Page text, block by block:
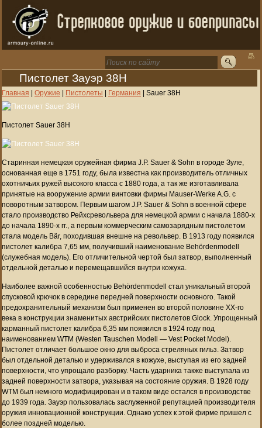
Пистолет Зауэр 38H
Главная | Оружие | Пистолеты | Германия | Sauer 38H
Пистолет Sauer 38H
Старинная немецкая оружейная фирма J.P. Sauer & Sohn в городе Зуле,
основанная еще в 1751 году, была известна как производитель отличных
охотничьих ружей высокого класса с 1880 года, а так же изготавливала
принятые на вооружение армии винтовки фирмы Mauser-Werke A.G. с
поворотным затвором. Первым шагом J.P. Sauer & Sohn в военной сфере
стало производство Рейхсревольвера для немецкой армии с начала 1880-х
до начала 1890-х гг., а первым коммерческим самозарядным пистолетом
стала модель Bär, походившая внешне на револьвер. В 1913 году появился
пистолет калибра 7,65 мм, получивший наименование Behördenmodell
(служебная модель). Его отличительной чертой был затвор, выполненный
отдельной деталью и перемещавшийся внутри кожуха.
Наиболее важной особенностью Behördenmodell стал уникальный второй
спусковой крючок в середине передней поверхности основного. Такой
предохранительный механизм был применен во второй половине XX-го
века в конструкции знаменитых австрийских пистолетов Glock. Упрощенный
карманный пистолет калибра 6,35 мм появился в 1924 году под
наименованием WTM (Westen Tauschen Modell — Vest Pocket Model).
Пистолет отличает большое окно для выброса стреляных гильз. Затвор
был отдельной деталью и удерживался в кожухе, выступая из его задней
поверхности, что упрощало разборку. Часть ударника также выступала из
задней поверхности затвора, указывая на состояние оружия. В 1928 году
WTM был немного модифицирован и в таком виде остался в производстве
до 1939 года. Зауэр пользовалась заслуженной репутацией производителя
оружия инновационной конструкции. Однако успех к этой фирме пришел с
более поздней моделью.